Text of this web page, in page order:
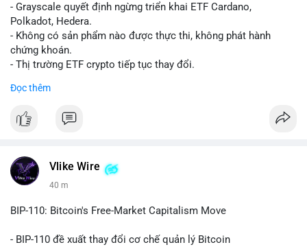
- Grayscale quyết định ngừng triển khai ETF Cardano,
Polkadot, Hedera.
- Không có sản phẩm nào được thực thi, không phát hành
chứng khoán.
- Thị trường ETF crypto tiếp tục thay đổi.
📰 Nguồn: CoinDesk
Đọc thêm
Vlike Wire
40 m
BIP-110: Bitcoin's Free-Market Capitalism Move
- BIP-110 đề xuất thay đổi cơ chế quản lý Bitcoin